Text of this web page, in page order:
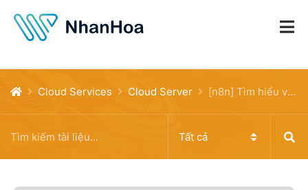
Cloud Services Cloud Server [n8n] Tìm hiểu về n8n